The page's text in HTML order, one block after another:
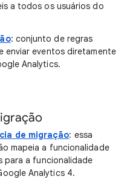
a todos os usuários do
: conjunto de regras
enviar eventos diretamente
Analytics.
de migração: essa
mapeia a funcionalidade
para a funcionalidade
Analytics 4.